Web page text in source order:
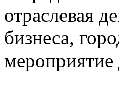
отраслевая
бизнеса,